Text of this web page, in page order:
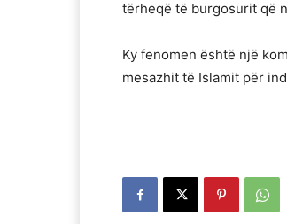
tërheqë të burgosurit që
Ky fenomen është një
mesazhit të Islamit për